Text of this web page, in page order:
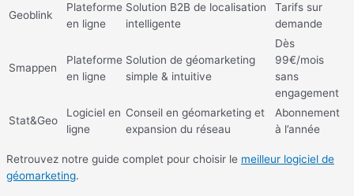
Geoblink
Plateforme
en ligne
Solution B2B de localisation
intelligente
Tarifs sur
demande
Smappen
Plateforme
en ligne
Solution de géomarketing
simple & intuitive
Dès
99€/mois
sans
engagement
Stat&Geo
Logiciel en
ligne
Conseil en géomarketing et
expansion du réseau
Abonnement
à l’année
Retrouvez notre guide complet pour choisir le meilleur logiciel de
géomarketing.